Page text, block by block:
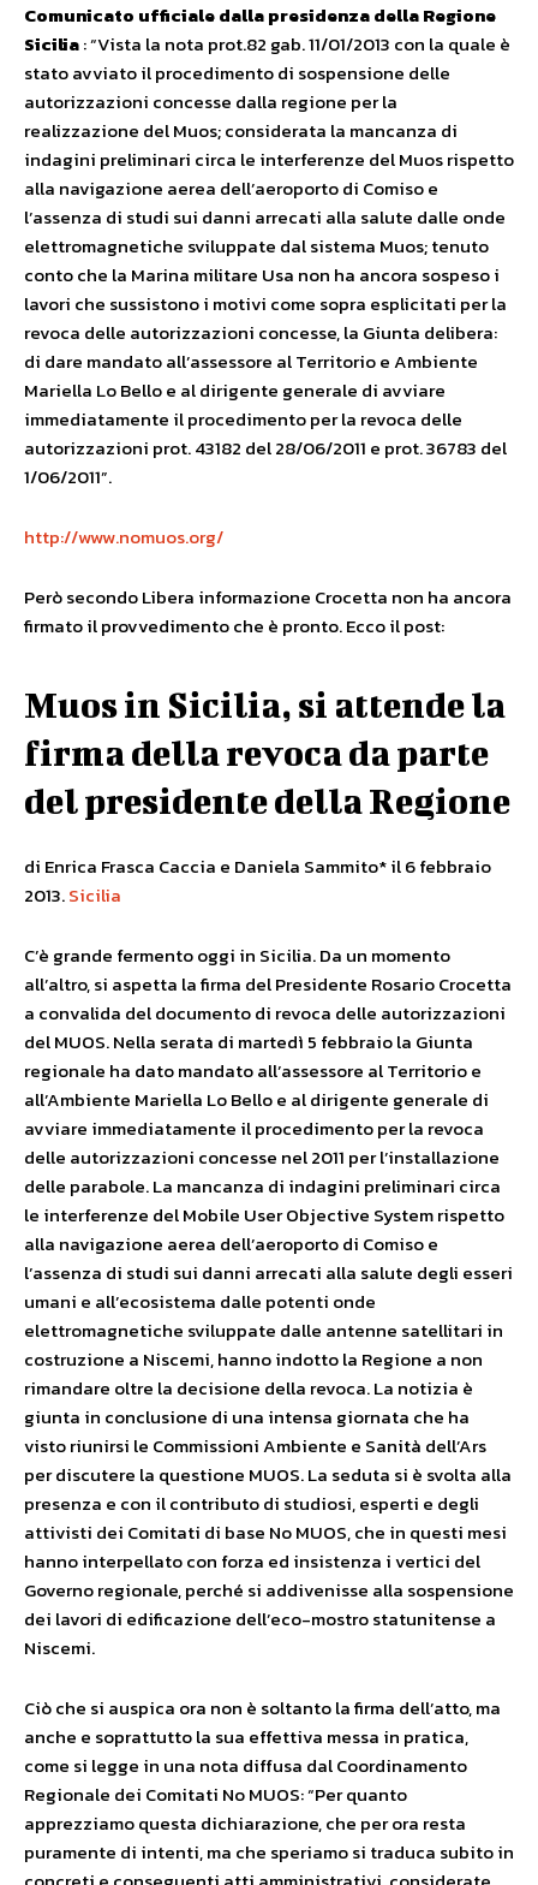
Comunicato ufficiale dalla presidenza della Regione
Sicilia: “Vista la nota prot.82 gab. 11/01/2013 con la quale è
stato avviato il procedimento di sospensione delle
autorizzazioni concesse dalla regione per la
realizzazione del Muos; considerata la mancanza di
indagini preliminari circa le interferenze del Muos rispetto
alla navigazione aerea dell’aeroporto di Comiso e
l’assenza di studi sui danni arrecati alla salute dalle onde
elettromagnetiche sviluppate dal sistema Muos; tenuto
conto che la Marina militare Usa non ha ancora sospeso i
lavori che sussistono i motivi come sopra esplicitati per la
revoca delle autorizzazioni concesse, la Giunta delibera:
di dare mandato all’assessore al Territorio e Ambiente
Mariella Lo Bello e al dirigente generale di avviare
immediatamente il procedimento per la revoca delle
autorizzazioni prot. 43182 del 28/06/2011 e prot. 36783 del
1/06/2011”.
http://www.nomuos.org/
Però secondo Libera informazione Crocetta non ha ancora
firmato il provvedimento che è pronto. Ecco il post:
Muos in Sicilia, si attende la
firma della revoca da parte
del presidente della Regione
di Enrica Frasca Caccia e Daniela Sammito* il 6 febbraio
2013.Sicilia
C’è grande fermento oggi in Sicilia. Da un momento
all’altro, si aspetta la firma del Presidente Rosario Crocetta
a convalida del documento di revoca delle autorizzazioni
del MUOS. Nella serata di martedì 5 febbraio la Giunta
regionale ha dato mandato all’assessore al Territorio e
all’Ambiente Mariella Lo Bello e al dirigente generale di
avviare immediatamente il procedimento per la revoca
delle autorizzazioni concesse nel 2011 per l’installazione
delle parabole. La mancanza di indagini preliminari circa
le interferenze del Mobile User Objective System rispetto
alla navigazione aerea dell’aeroporto di Comiso e
l’assenza di studi sui danni arrecati alla salute degli esseri
umani e all’ecosistema dalle potenti onde
elettromagnetiche sviluppate dalle antenne satellitari in
costruzione a Niscemi, hanno indotto la Regione a non
rimandare oltre la decisione della revoca. La notizia è
giunta in conclusione di una intensa giornata che ha
visto riunirsi le Commissioni Ambiente e Sanità dell’Ars
per discutere la questione MUOS. La seduta si è svolta alla
presenza e con il contributo di studiosi, esperti e degli
attivisti dei Comitati di base No MUOS, che in questi mesi
hanno interpellato con forza ed insistenza i vertici del
Governo regionale, perché si addivenisse alla sospensione
dei lavori di edificazione dell’eco-mostro statunitense a
Niscemi.
Ciò che si auspica ora non è soltanto la firma dell’atto, ma
anche e soprattutto la sua effettiva messa in pratica,
come si legge in una nota diffusa dal Coordinamento
Regionale dei Comitati No MUOS: “Per quanto
apprezziamo questa dichiarazione, che per ora resta
puramente di intenti, ma che speriamo si traduca subito in